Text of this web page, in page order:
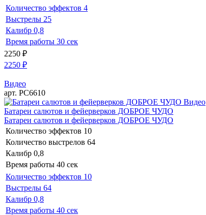
Количество эффектов 4
Выстрелы 25
Калибр 0,8
Время работы 30 сек
2250 ₽
2250 ₽
Видео
арт. РС6610
Видео
Батареи салютов и фейерверков ДОБРОЕ ЧУДО
Батареи салютов и фейерверков ДОБРОЕ ЧУДО
Количество эффектов 10
Количество выстрелов 64
Калибр 0,8
Время работы 40 сек
Количество эффектов 10
Выстрелы 64
Калибр 0,8
Время работы 40 сек